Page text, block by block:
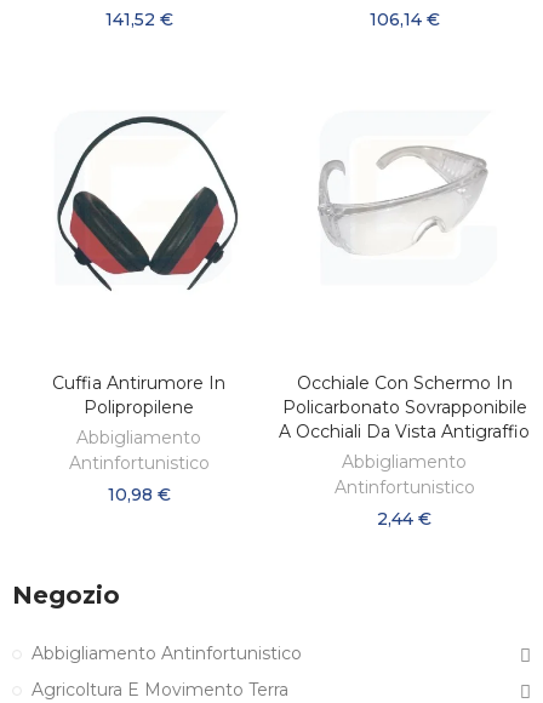
141,52 €
106,14 €
AGGIUNGI AL CARRELLO
Cuffia Antirumore In
Polipropilene
Abbigliamento
Antinfortunistico
10,98 €
AGGIUNGI AL CARRELLO
Occhiale Con Schermo In
Policarbonato Sovrapponibile
A Occhiali Da Vista Antigraffio
Abbigliamento
Antinfortunistico
2,44 €
Negozio
Abbigliamento Antinfortunistico
Agricoltura E Movimento Terra